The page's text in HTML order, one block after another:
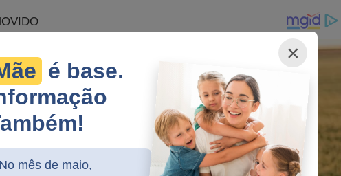
×
é base.
No mês de maio,
Siga nossa nova página no Facebook:
jornaldacidadeonline2
saída!
o que queria: Calou todas as vozes conservadoras.
do Jornal da Cidade Online estamos sobrevivendo com muita